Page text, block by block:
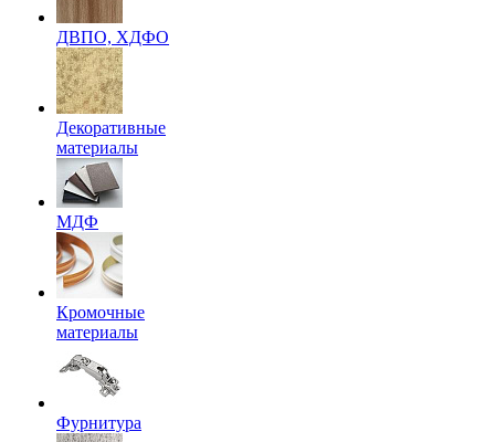
ДВПО, ХДФО
Декоративные
материалы
МДФ
Кромочные
материалы
Фурнитура